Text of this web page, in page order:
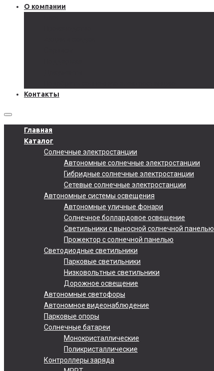
О компании
Контакты
Главная
Каталог
Солнечные электростанции
Автономные солнечные электростанции
Гибридные солнечные электростанции
Сетевые солнечные электростанции
Автономные системы освещения
Автономные уличные фонари
Солнечное боллардовое освещение
Светильники с выносной солнечной панелью
Прожектор с солнечной панелью
Светодиодные светильники
Парковые светильники
Низковольтные светильники
Дорожное освещение
Автономные светофоры
Автономное видеонаблюдение
Парковые опоры
Солнечные батареи
Монокристаллические
Поликристаллические
Контроллеры заряда